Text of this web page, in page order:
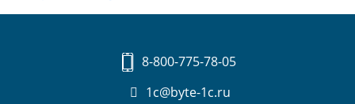
8-800-775-78-05
1c@byte-1c.ru